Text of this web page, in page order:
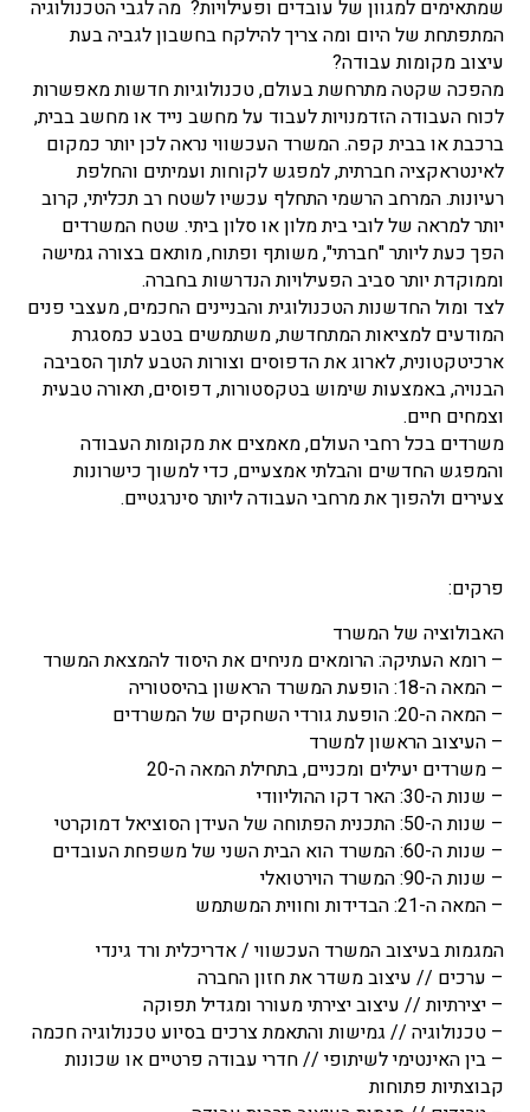
שמתאימים למגוון של עובדים ופעילויות? מה לגבי הטכנולוגיה
המתפתחת של היום ומה צריך להילקח בחשבון לגביה בעת
עיצוב מקומות עבודה?
מהפכה שקטה מתרחשת בעולם, טכנולוגיות חדשות מאפשרות
לכוח העבודה הזדמנויות לעבוד על מחשב נייד או מחשב בבית,
ברכבת או בבית קפה. המשרד העכשווי נראה לכן יותר כמקום
לאינטראקציה חברתית, למפגש לקוחות ועמיתים והחלפת
רעיונות. המרחב הרשמי התחלף עכשיו לשטח רב תכליתי, קרוב
יותר למראה של לובי בית מלון או סלון ביתי. שטח המשרדים
הפך כעת ליותר "חברתי", משותף ופתוח, מותאם בצורה גמישה
וממוקדת יותר סביב הפעילויות הנדרשות בחברה.
לצד ומול החדשנות הטכנולוגית והבניינים החכמים, מעצבי פנים
המודעים למציאות המתחדשת, משתמשים בטבע כמסגרת
ארכיטקטונית, לארוג את הדפוסים וצורות הטבע לתוך הסביבה
הבנויה, באמצעות שימוש בטקסטורות, דפוסים, תאורה טבעית
וצמחים חיים.
משרדים בכל רחבי העולם, מאמצים את מקומות העבודה
והמפגש החדשים והבלתי אמצעיים, כדי למשוך כישרונות
צעירים ולהפוך את מרחבי העבודה ליותר סינרגטיים.
פרקים:
האבולוציה של המשרד
– רומא העתיקה: הרומאים מניחים את היסוד להמצאת המשרד
– המאה ה-18: הופעת המשרד הראשון בהיסטוריה
– המאה ה-20: הופעת גורדי השחקים של המשרדים
– העיצוב הראשון למשרד
– משרדים יעילים ומכניים, בתחילת המאה ה-20
– שנות ה-30: האר דקו ההוליוודי
– שנות ה-50: התכנית הפתוחה של העידן הסוציאל דמוקרטי
– שנות ה-60: המשרד הוא הבית השני של משפחת העובדים
– שנות ה-90: המשרד הוירטואלי
– המאה ה-21: הבדידות וחווית המשתמש
המגמות בעיצוב המשרד העכשווי / אדריכלית ורד גינדי
– ערכים // עיצוב משדר את חזון החברה
– יצירתיות // עיצוב יצירתי מעורר ומגדיל תפוקה
– טכנולוגיה // גמישות והתאמת צרכים בסיוע טכנולוגיה חכמה
– בין האינטימי לשיתופי // חדרי עבודה פרטיים או שכונות
קבוצתיות פתוחות